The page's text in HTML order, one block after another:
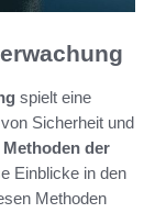
spielt eine
Sicherheit und
Methoden der
Einblicke in den
Methoden